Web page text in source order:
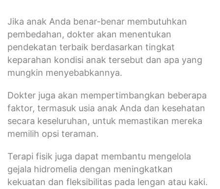
Jika anak Anda benar-benar membutuhkan
pembedahan, dokter akan menentukan
pendekatan terbaik berdasarkan tingkat
keparahan kondisi anak tersebut dan apa yang
mungkin menyebabkannya.
Dokter juga akan mempertimbangkan beberapa
faktor, termasuk usia anak Anda dan kesehatan
secara keseluruhan, untuk memastikan mereka
memilih opsi teraman.
Terapi fisik juga dapat membantu mengelola
gejala hidromelia dengan meningkatkan
kekuatan dan fleksibilitas pada lengan atau kaki.